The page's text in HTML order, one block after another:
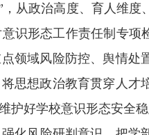
从政治高度、育人维
识形态工作责任制专项
领域风险防控、舆情处
思想政治教育贯穿人才
护好学校意识形态安全稳